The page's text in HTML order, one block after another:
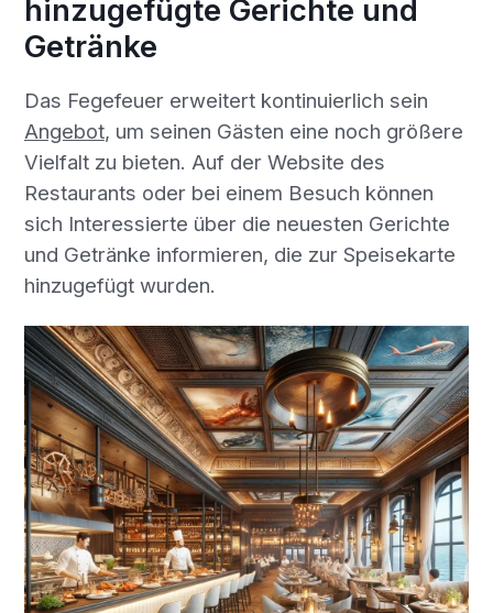
hinzugefügte Gerichte und
Getränke
Das Fegefeuer erweitert kontinuierlich sein
Angebot, um seinen Gästen eine noch größere
Vielfalt zu bieten. Auf der Website des
Restaurants oder bei einem Besuch können
sich Interessierte über die neuesten Gerichte
und Getränke informieren, die zur Speisekarte
hinzugefügt wurden.